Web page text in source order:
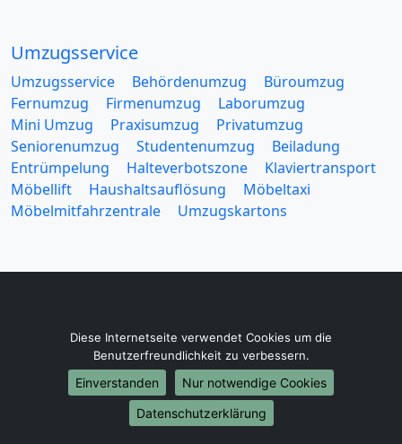
Umzugsservice
Umzugsservice Behördenumzug
Büroumzug
Fernumzug
Firmenumzug
Laborumzug
Mini Umzug
Praxisumzug
Privatumzug
Seniorenumzug
Studentenumzug
Beiladung
Entrümpelung
Halteverbotszone
Klaviertransport
Möbellift
Haushaltsauflösung
Möbeltaxi
Möbelmitfahrzentrale
Umzugskartons
Umzug von Regensburg nach Belarus
Umzug von Regensburg nach Belgien
Umzug von Regensburg nach Bulgarien
Umzug von Regensburg nach Dänemark
Diese Internetseite verwendet Cookies um die
Benutzerfreundlichkeit zu verbessern.
Einverstanden
Nur notwendige Cookies
Datenschutzerklärung